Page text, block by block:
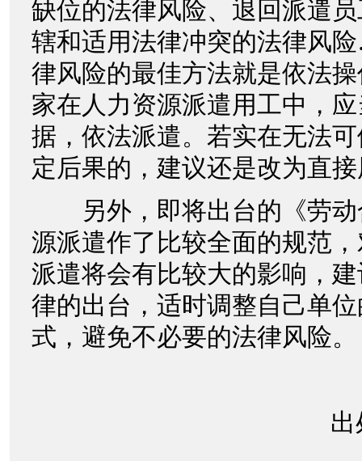
缺位的法律风险、退回派遣
辖和适用法律冲突的法律风
律风险的最佳方法就是依法
家在人力资源派遣用工中，
据，依法派遣。若实在无法
定后果的，建议还是改为直
另外，即将出台的《劳动
源派遣作了比较全面的规范
派遣将会有比较大的影响，
律的出台，适时调整自己单
式，避免不必要的法律风险。